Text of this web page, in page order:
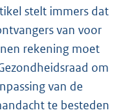
stelt immers dat
van voor
rekening moet
om
van de
te besteden